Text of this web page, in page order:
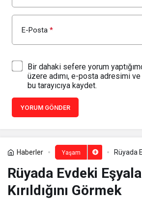
E-Posta *
Bir dahaki sefere yorum
üzere adımı, e-posta adresimi
bu tarayıcıya kaydet.
YORUM GÖNDER
Haberler Yaşam Rüyada
Rüyada Evdeki
Kırıldığını Görmek